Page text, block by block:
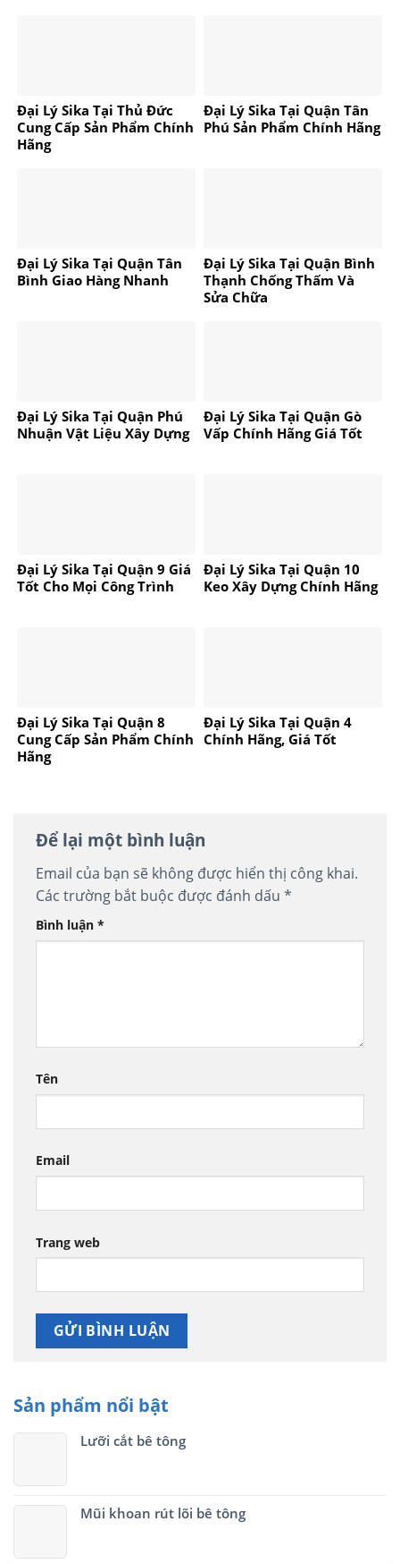
Đại Lý Sika Tại Thủ Đức
Cung Cấp Sản Phẩm Chính
Hãng
Đại Lý Sika Tại Quận Tân
Phú Sản Phẩm Chính Hãng
Đại Lý Sika Tại Quận Tân
Bình Giao Hàng Nhanh
Đại Lý Sika Tại Quận Bình
Thạnh Chống Thấm Và
Sửa Chữa
Đại Lý Sika Tại Quận Phú
Nhuận Vật Liệu Xây Dựng
Đại Lý Sika Tại Quận Gò
Vấp Chính Hãng Giá Tốt
Đại Lý Sika Tại Quận 9 Giá
Tốt Cho Mọi Công Trình
Đại Lý Sika Tại Quận 10
Keo Xây Dựng Chính Hãng
Đại Lý Sika Tại Quận 8
Cung Cấp Sản Phẩm Chính
Hãng
Đại Lý Sika Tại Quận 4
Chính Hãng, Giá Tốt
Để lại một bình luận
Email của bạn sẽ không được hiển thị công khai.
Các trường bắt buộc được đánh dấu *
Bình luận *
Tên
Email
Trang web
Sản phẩm nổi bật
Lưỡi cắt bê tông
Mũi khoan rút lõi bê tông